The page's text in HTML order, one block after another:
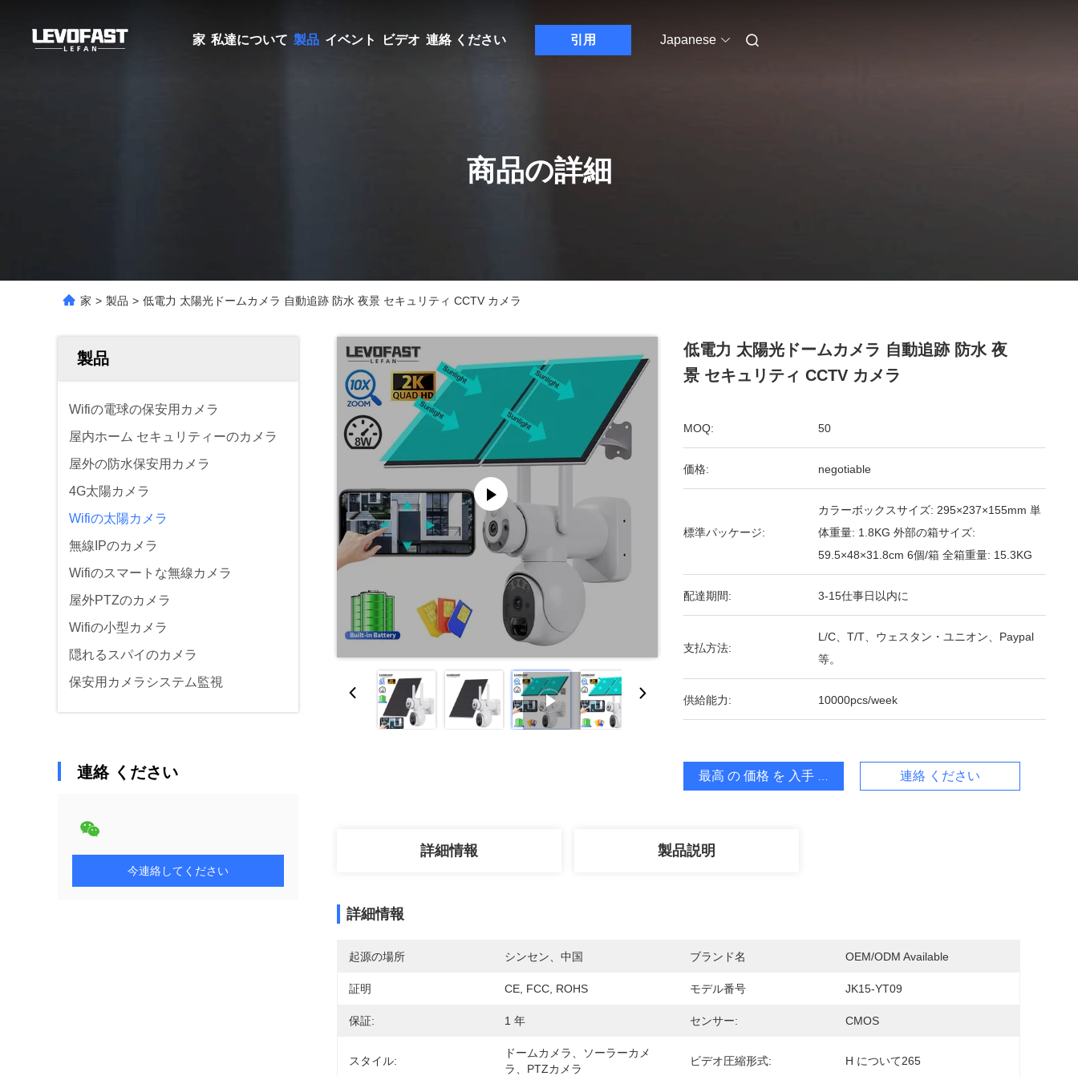
家 私達について 製品 イベント ビデオ 連絡 ください 引用 Japanese
商品の詳細
家 > 製品 > 低電力 太陽光ドームカメラ 自動追跡 防水 夜景 セキュリティ CCTV カメラ
製品
Wifiの電球の保安用カメラ
屋内ホーム セキュリティーのカメラ
屋外の防水保安用カメラ
4G太陽カメラ
Wifiの太陽カメラ
無線IPのカメラ
Wifiのスマートな無線カメラ
屋外PTZのカメラ
Wifiの小型カメラ
隠れるスパイのカメラ
保安用カメラシステム監視
連絡 ください
今連絡してください
低電力 太陽光ドームカメラ 自動追跡 防水 夜
景 セキュリティ CCTV カメラ
MOQ: 50
価格: negotiable
標準パッケージ:
カラーボックスサイズ: 295×237×155mm 単
体重量: 1.8KG 外部の箱サイズ:
59.5×48×31.8cm 6個/箱 全箱重量: 15.3KG
配達期間: 3-15仕事日以内に
支払方法:
L/C、T/T、ウェスタン・ユニオン、Paypal
等。
供給能力: 10000pcs/week
最高 の 価格 を 入手 する 連絡 ください
詳細情報 製品説明
詳細情報
起源の場所 シンセン、中国 ブランド名 OEM/ODM Available
証明 CE, FCC, ROHS モデル番号 JK15-YT09
保証: 1 年 センサー: CMOS
スタイル:
ドームカメラ、ソーラーカメ
ラ、PTZカメラ
ビデオ圧縮形式: H について265